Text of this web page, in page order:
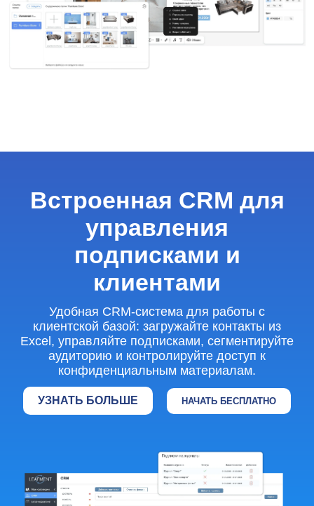
Встроенная CRM для
управления
подписками и
клиентами
Удобная CRM-система для работы с
клиентской базой: загружайте контакты из
Excel, управляйте подписками, сегментируйте
аудиторию и контролируйте доступ к
конфиденциальным материалам.
УЗНАТЬ БОЛЬШЕ НАЧАТЬ БЕСПЛАТНО